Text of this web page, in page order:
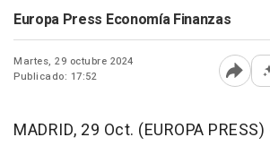
Europa Press Economía Finanzas
Martes, 29 octubre 2024
Publicado: 17:52
Abrir
MADRID, 29 Oct. (EUROPA PRESS)